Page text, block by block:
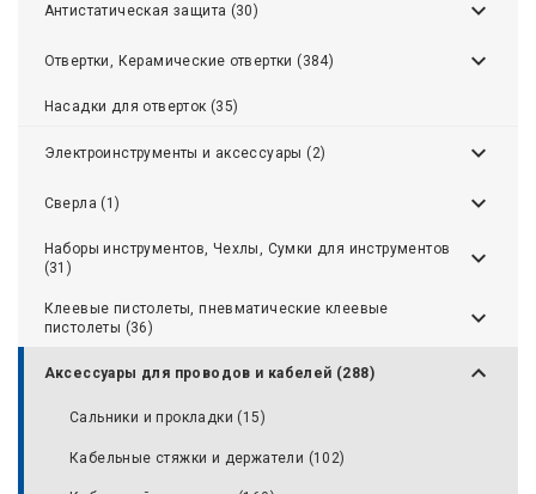
Антистатическая защита (30)
Отвертки, Керамические отвертки (384)
Насадки для отверток (35)
Электроинструменты и аксессуары (2)
Сверла (1)
Наборы инструментов, Чехлы, Сумки для инструментов
(31)
Клеевые пистолеты, пневматические клеевые
пистолеты (36)
Аксессуары для проводов и кабелей (288)
Сальники и прокладки (15)
Кабельные стяжки и держатели (102)